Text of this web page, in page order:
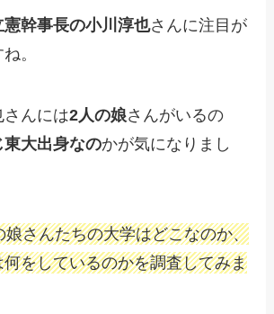
憲幹事長の小川淳也さんに注目が
。
さんには2人の娘さんがいるの
大出身なのかが気になりまし
娘さんたちの大学はどこなのか、
をしているのかを調査してみま